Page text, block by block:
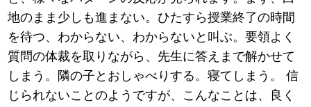
地のまま少しも進まない。ひたすら授業終了の時間
を待つ、わからない、わからないと叫ぶ。要領よく
質問の体裁を取りながら、先生に答えまで解かせて
しまう。隣の子とおしゃべりする。寝てしまう。 信
じられないことのようですが、こんなことは、良く